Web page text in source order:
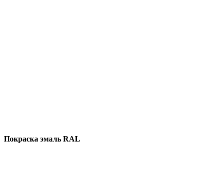
Покраска эмаль RAL